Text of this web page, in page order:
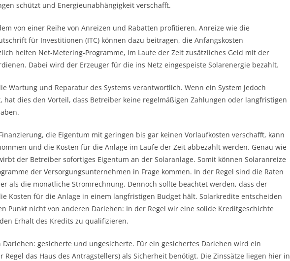
schützt und Energieunabhängigkeit verschafft.
von einer Reihe von Anreizen und Rabatten profitieren. Anreize wie die
für Investitionen (ITC) können dazu beitragen, die Anfangskosten
helfen Net-Metering-Programme, im Laufe der Zeit zusätzliches Geld mit der
Dabei wird der Erzeuger für die ins Netz eingespeiste Solarenergie bezahlt.
Wartung und Reparatur des Systems verantwortlich. Wenn ein System jedoch
hat dies den Vorteil, dass Betreiber keine regelmäßigen Zahlungen oder langfristigen
die Eigentum mit geringen bis gar keinen Vorlaufkosten verschafft, kann
und die Kosten für die Anlage im Laufe der Zeit abbezahlt werden. Genau wie
der Betreiber sofortiges Eigentum an der Solaranlage. Somit können Solaranreize
der Versorgungsunternehmen in Frage kommen. In der Regel sind die Raten
als die monatliche Stromrechnung. Dennoch sollte beachtet werden, dass der
Kosten für die Anlage in einem langfristigen Budget hält. Solarkredite entscheiden
Punkt nicht von anderen Darlehen: In der Regel wir eine solide Kreditgeschichte
Erhalt des Kredits zu qualifizieren.
Darlehen: gesicherte und ungesicherte. Für ein gesichertes Darlehen wird ein
Regel das Haus des Antragstellers) als Sicherheit benötigt. Die Zinssätze liegen hier in